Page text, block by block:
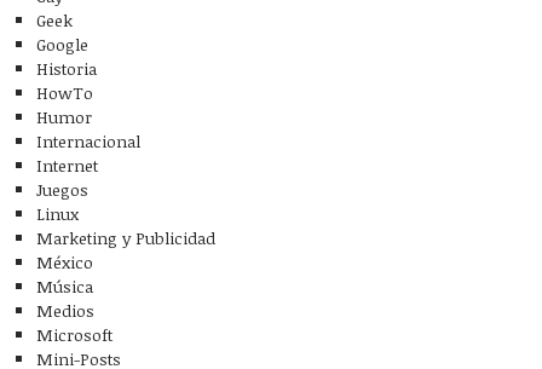
Geek
Google
Historia
HowTo
Humor
Internacional
Internet
Juegos
Linux
Marketing y Publicidad
México
Música
Medios
Microsoft
Mini-Posts